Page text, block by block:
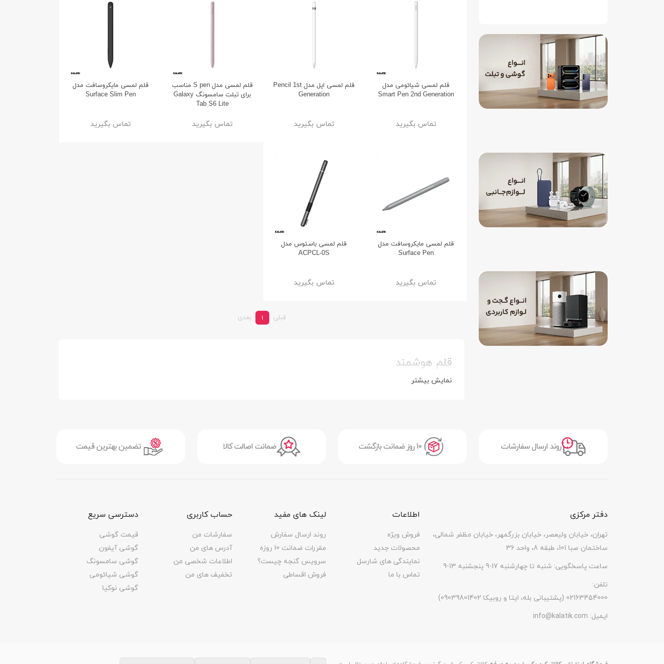
قلم لمسی شیائومی مدل
Smart Pen 2nd Generation
تماس بگیرید
قلم لمسی اپل مدل Pencil 1st
Generation
تماس بگیرید
قلم لمسی مدل S pen مناسب
برای تبلت سامسونگ Galaxy
Tab S6 Lite
تماس بگیرید
قلم لمسی مایکروسافت مدل
Surface Slim Pen
تماس بگیرید
قلم لمسی مایکروسافت مدل
Surface Pen
تماس بگیرید
قلم لمسی باسئوس مدل
ACPCL-0S
تماس بگیرید
قبلی 1 بعدی
قلم هوشمند
نمایش بیشتر
روند ارسال سفارشات 10 روز ضمانت بازگشت ضمانت اصالت کالا تضمین بهترین قیمت
دفتر مرکزی
تهران، خیابان ولیعصر، خیابان بزرگمهر، خیابان مظفر شمالی،
ساختمان صبا 101، طبقه 8، واحد 36
ساعت پاسخگویی: شنبه تا چهارشنبه 17-9 پنجشنبه 13-9
تلفن:
(پشتیبانی بله، ایتا و روبیکا 09039801402) 02163454000
ایمیل: info@kalatik.com
اطلاعات
فروش ویژه
محصولات جدید
نمایندگی های شارسل
تماس با ما
لینک های مفید
روند ارسال سفارش
مقررات ضمانت 10 روزه
سرویس گنجه چیست؟
فروش اقساطی
حساب کاربری
سفارشات من
آدرس های من
اطلاعات شخصی من
تخفیف های من
دسترسی سریع
قیمت گوشی
گوشی آیفون
گوشی سامسونگ
گوشی شیائومی
گوشی نوکیا